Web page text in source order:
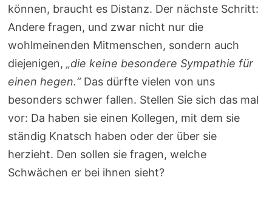
können, braucht es Distanz. Der nächste Schritt:
Andere fragen, und zwar nicht nur die
wohlmeinenden Mitmenschen, sondern auch
diejenigen,„die keine besondere Sympathie für
einen hegen.“Das dürfte vielen von uns
besonders schwer fallen. Stellen Sie sich das mal
vor: Da haben sie einen Kollegen, mit dem sie
ständig Knatsch haben oder der über sie
herzieht. Den sollen sie fragen, welche
Schwächen er bei ihnen sieht?